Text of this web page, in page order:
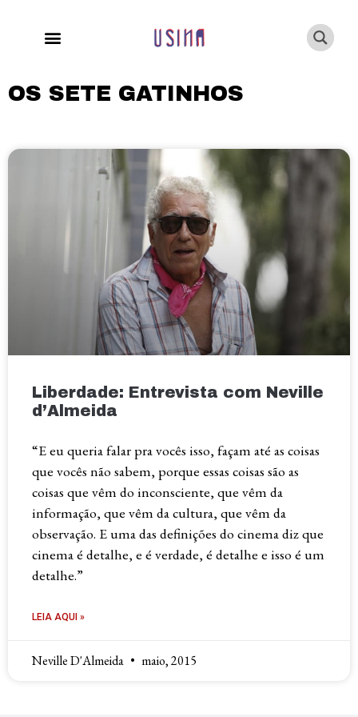
OS SETE GATINHOS
Liberdade: Entrevista com Neville
d’Almeida
“E eu queria falar pra vocês isso, façam até as coisas
que vocês não sabem, porque essas coisas são as
coisas que vêm do inconsciente, que vêm da
informação, que vêm da cultura, que vêm da
observação. E uma das definições do cinema diz que
cinema é detalhe, e é verdade, é detalhe e isso é um
detalhe.”
LEIA AQUI »
Neville D'Almeida maio, 2015